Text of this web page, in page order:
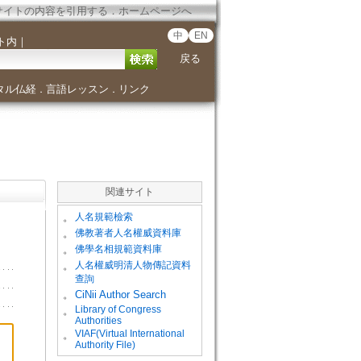
イトの内容を引用する．ホームページへ
内 ｜ 中 EN
戻る
ル仏経． 言語レッスン ． リンク
関連サイト
。 人名規範檢索
。 佛教著者人名權威資料庫
。 佛學名相規範資料庫
。
人名權威明清人物傳記資料
查詢
。
CiNii Author Search
。
Library of Congress
Authorities
。
VIAF(Virtual International
Authority File)